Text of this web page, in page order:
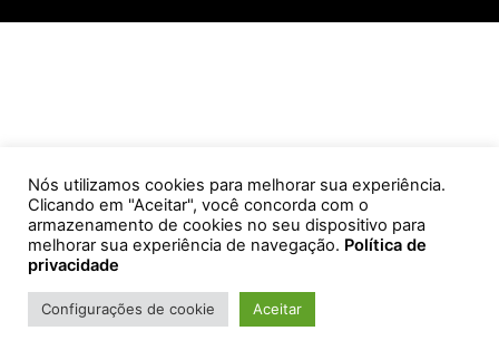
Nós utilizamos cookies para melhorar sua experiência.
Clicando em "Aceitar", você concorda com o
armazenamento de cookies no seu dispositivo para
melhorar sua experiência de navegação. Política de
privacidade
Configurações de cookie Aceitar